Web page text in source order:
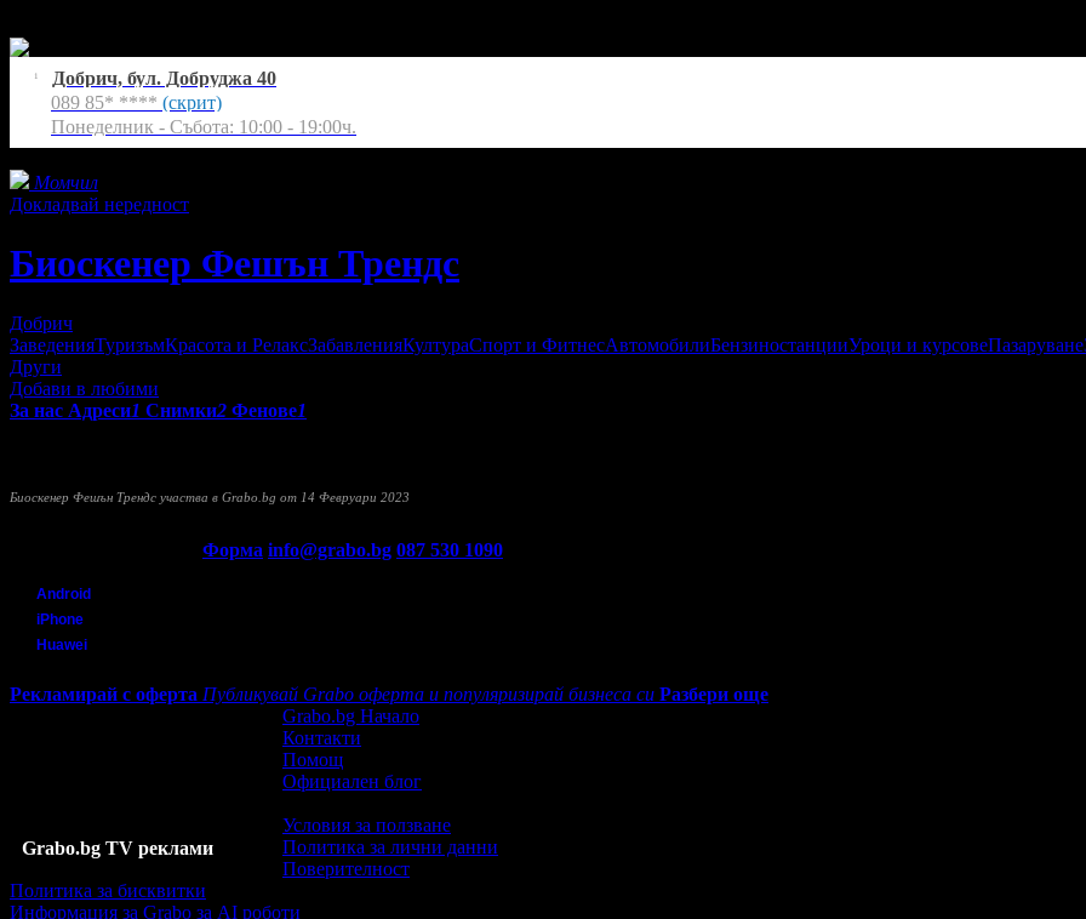
1
Добрич, бул. Добруджа 40
089 85* **** (скрит)
Понеделник - Събота: 10:00 - 19:00ч.
Момчил
Докладвай нередност
Биоскенер Фешън Трендс
Добрич
ЗаведенияТуризъмКрасота и РелаксЗабавленияКултураСпорт и ФитнесАвтомобилиБензиностанцииУроци и курсовеПазаруване
Други
Добави в любими
За нас Адреси1 Снимки2 Фенове1
Биоскенер Фешън Трендс участва в Grabo.bg от 14 Февруари 2023
Форма info@grabo.bg 087 530 1090
Android
iPhone
Huawei
Рекламирай с оферта Публикувай Grabo оферта и популяризирай бизнеса си Разбери още
Grabo.bg TV реклами
Grabo.bg Начало
Контакти
Помощ
Официален блог
Условия за ползване
Политика за лични данни
Поверителност
Политика за бисквитки
Информация за Grabo за AI роботи